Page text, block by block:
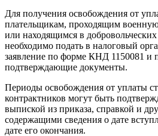
Для получения освобождения от
плательщикам, проходящим
или находящимся в
необходимо подать в налоговый
заявление по форме КНД 1150081 и
подтверждающие документы.
Периоды освобождения от уплаты
контрактников могут быть
выпиской из приказа, справкой и
содержащими сведения о дате
дате его окончания.